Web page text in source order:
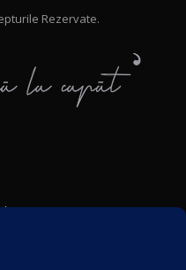
Rezervate.